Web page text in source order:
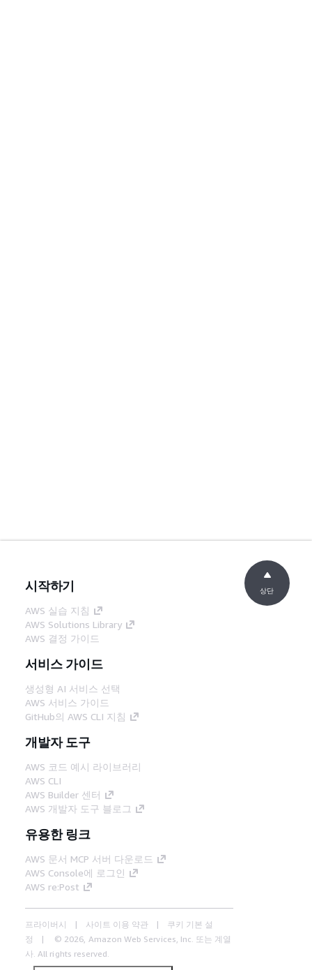
시작하기
AWS 실습 지침
AWS Solutions Library
AWS 결정 가이드
서비스 가이드
생성형 AI 서비스 선택
AWS 서비스 가이드
GitHub의 AWS CLI 지침
개발자 도구
AWS 코드 예시 라이브러리
AWS CLI
AWS Builder 센터
AWS 개발자 도구 블로그
유용한 링크
AWS 문서 MCP 서버 다운로드
AWS Console에 로그인
AWS re:Post
프라이버시 사이트 이용 약관
쿠키 기본 설
정
© 2026, Amazon Web Services, Inc. 또는 계열
사. All rights reserved.
상단